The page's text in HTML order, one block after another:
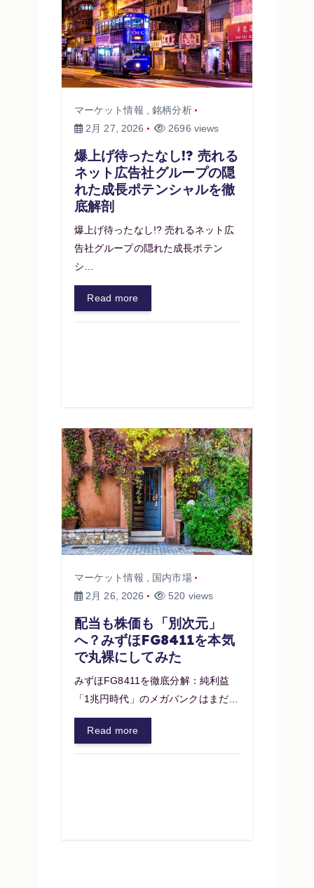
マーケット情報 ,銘柄分析
2月 27, 2026
2696 views
爆上げ待ったなし!? 売れる
ネット広告社グループの隠
れた成長ポテンシャルを徹
底解剖
爆上げ待ったなし!? 売れるネット広
告社グループの隠れた成長ポテン
シ…
Read more
マーケット情報
国内市場
2月 26, 2026
520 views
配当も株価も「別次元」
へ？みずほFG8411を本気
で丸裸にしてみた
みずほFG8411を徹底分解：純利益
「1兆円時代」のメガバンクはまだ…
Read more